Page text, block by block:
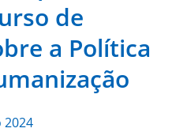
de
a Política